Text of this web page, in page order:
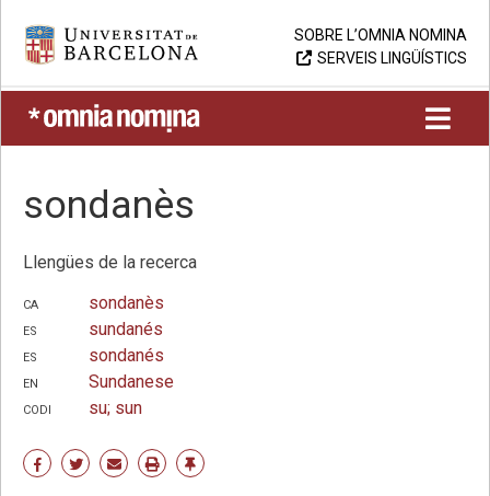
content
Universitat de Barcelona
SOBRE L’OMNIA NOMINA
SERVEIS LINGÜÍSTICS
UB > Omnia nomina
sondanès
Llengües de la recerca
ca
sondanès
es
sundanés
es
sondanés
en
Sundanese
codi
su; sun
Share ShareSharePrint Enllaç